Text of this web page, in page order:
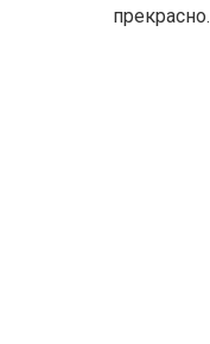
прекрасно.